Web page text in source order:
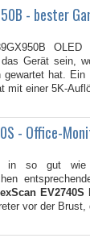
- bester
OLED
Gerät sein,
gewartet hat.
mit einer 5K-
- Office-
in so gut wie
EV2740S
vor der Brust,